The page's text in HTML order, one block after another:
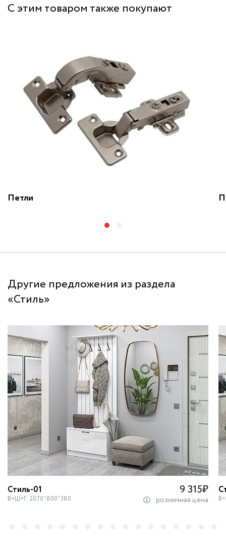
С этим товаром также покупают
Петли
Другие предложения из раздела
«Стиль»
Стиль-01 9 315₽
В×Ш×Г: 2070*800*380 розничная цена